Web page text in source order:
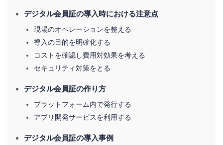
デジタル会員証の導入時における注意点
現場のオペレーションを整える
導入の目的を明確化する
コストを確認し費用対効果を考える
セキュリティ対策をとる
デジタル会員証の作り方
プラットフォーム内で発行する
アプリ開発サービスを利用する
デジタル会員証の導入事例